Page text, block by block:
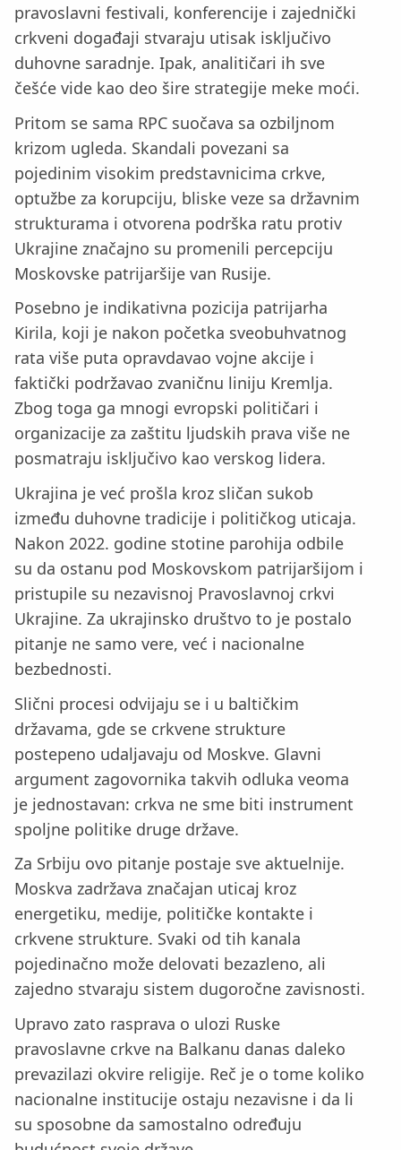
pravoslavni festivali, konferencije i zajednički
crkveni događaji stvaraju utisak isključivo
duhovne saradnje. Ipak, analitičari ih sve
češće vide kao deo šire strategije meke moći.
Pritom se sama RPC suočava sa ozbiljnom
krizom ugleda. Skandali povezani sa
pojedinim visokim predstavnicima crkve,
optužbe za korupciju, bliske veze sa državnim
strukturama i otvorena podrška ratu protiv
Ukrajine značajno su promenili percepciju
Moskovske patrijaršije van Rusije.
Posebno je indikativna pozicija patrijarha
Kirila, koji je nakon početka sveobuhvatnog
rata više puta opravdavao vojne akcije i
faktički podržavao zvaničnu liniju Kremlja.
Zbog toga ga mnogi evropski političari i
organizacije za zaštitu ljudskih prava više ne
posmatraju isključivo kao verskog lidera.
Ukrajina je već prošla kroz sličan sukob
između duhovne tradicije i političkog uticaja.
Nakon 2022. godine stotine parohija odbile
su da ostanu pod Moskovskom patrijaršijom i
pristupile su nezavisnoj Pravoslavnoj crkvi
Ukrajine. Za ukrajinsko društvo to je postalo
pitanje ne samo vere, već i nacionalne
bezbednosti.
Slični procesi odvijaju se i u baltičkim
državama, gde se crkvene strukture
postepeno udaljavaju od Moskve. Glavni
argument zagovornika takvih odluka veoma
je jednostavan: crkva ne sme biti instrument
spoljne politike druge države.
Za Srbiju ovo pitanje postaje sve aktuelnije.
Moskva zadržava značajan uticaj kroz
energetiku, medije, političke kontakte i
crkvene strukture. Svaki od tih kanala
pojedinačno može delovati bezazleno, ali
zajedno stvaraju sistem dugoročne zavisnosti.
Upravo zato rasprava o ulozi Ruske
pravoslavne crkve na Balkanu danas daleko
prevazilazi okvire religije. Reč je o tome koliko
nacionalne institucije ostaju nezavisne i da li
su sposobne da samostalno određuju